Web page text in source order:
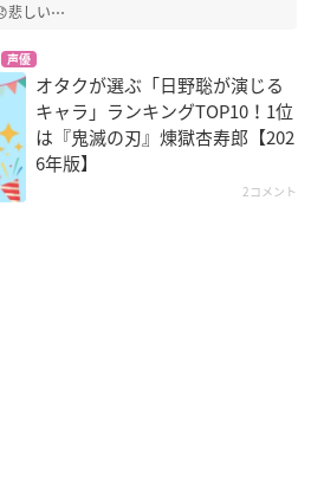
悲しい⋯
声優
オタクが選ぶ「日野聡が演じる
キャラ」ランキングTOP10！1位
は『鬼滅の刃』煉󠄁獄杏寿郎【202
6年版】
2コメント